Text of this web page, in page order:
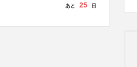
あと 25 日